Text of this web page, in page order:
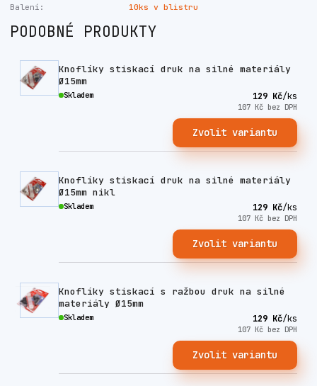
Balení:
10ks v blistru
PODOBNÉ PRODUKTY
Knoflíky stiskací druk na silné materiály
Ø15mm
129 Kč/ks
107 Kč bez DPH
Skladem
Zvolit variantu
Knoflíky stiskací druk na silné materiály
Ø15mm nikl
129 Kč/ks
107 Kč bez DPH
Skladem
Zvolit variantu
Knoflíky stiskací s ražbou druk na silné
materiály Ø15mm
129 Kč/ks
107 Kč bez DPH
Skladem
Zvolit variantu